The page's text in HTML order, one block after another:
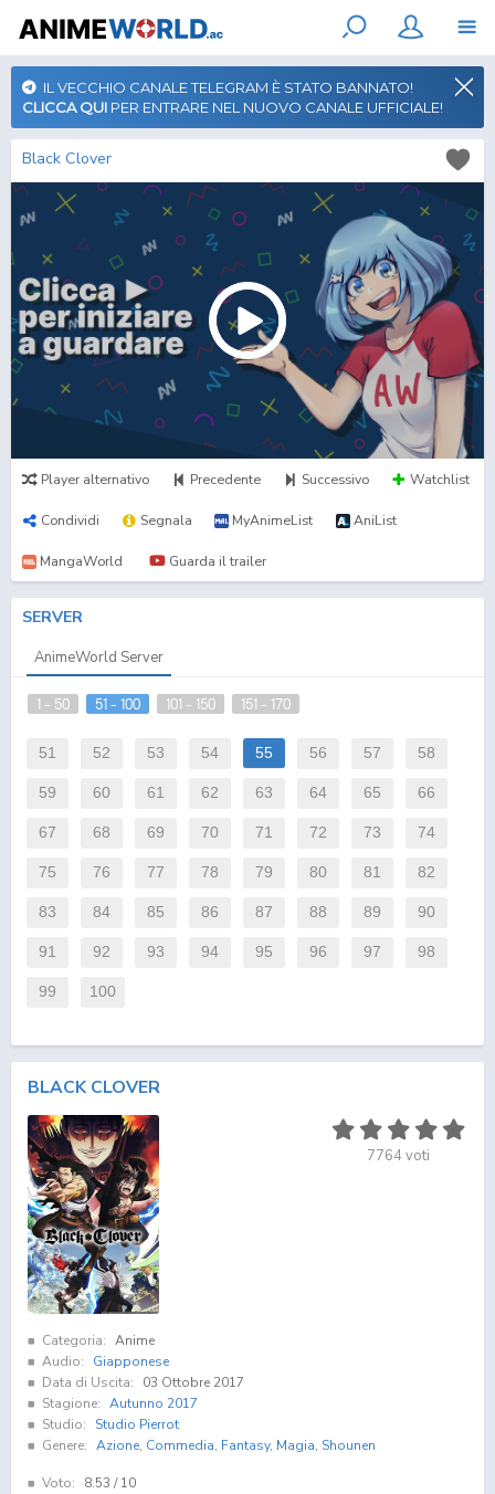
IL VECCHIO CANALE TELEGRAM È STATO BANNATO!
CLICCA QUI PER ENTRARE NEL NUOVO CANALE UFFICIALE!
Black Clover
Player alternativo Precedente Successivo Watchlist
Condividi Segnala MyAnimeList AniList
MangaWorld Guarda il trailer
SERVER
AnimeWorld Server
1 - 50 51 - 100 101 - 150 151 - 170
51 52 53 54 55 56 57 58
59 60 61 62 63 64 65 66
67 68 69 70 71 72 73 74
75 76 77 78 79 80 81 82
83 84 85 86 87 88 89 90
91 92 93 94 95 96 97 98
99 100
BLACK CLOVER
7764voti
Categoria: Anime
Audio:
Giapponese
Data di Uscita:
03 Ottobre 2017
Stagione: Autunno 2017
Studio:
Studio Pierrot
Genere: Azione, Commedia, Fantasy, Magia, Shounen
Voto: 8.53 / 10